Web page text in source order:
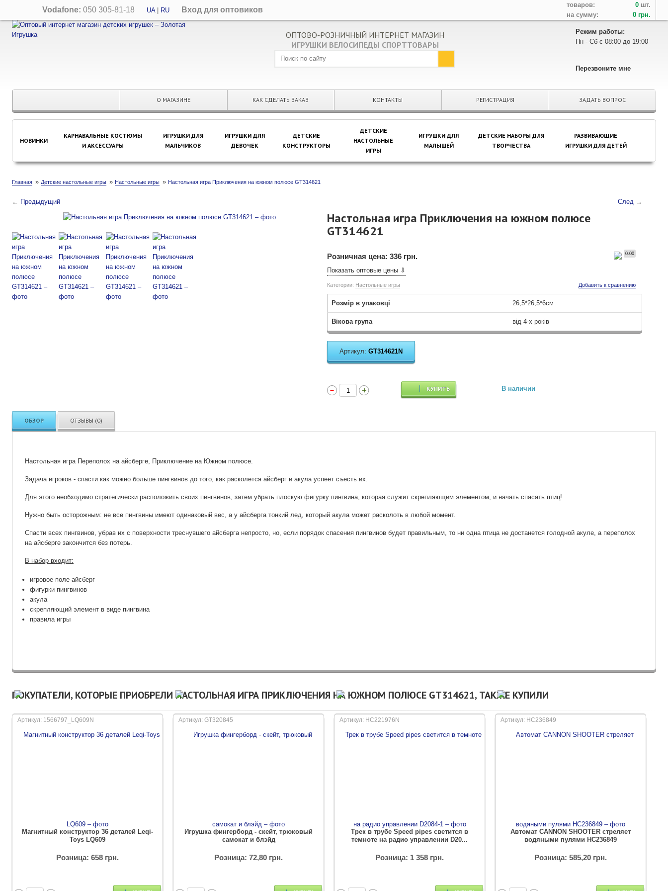
Vodafone: 050 305-81-18 UA| RU Вход для оптовиков
товаров: 0 шт.
на сумму:
0 грн.
ОПТОВО-РОЗНИЧНЫЙ ИНТЕРНЕТ МАГАЗИН
ИГРУШКИ ВЕЛОСИПЕДЫ СПОРТТОВАРЫ
Режим работы:
Пн - Сб с 08:00 до 19:00
Перезвоните мне
О МАГАЗИНЕ КАК СДЕЛАТЬ ЗАКАЗ КОНТАКТЫ РЕГИСТРАЦИЯ ЗАДАТЬ ВОПРОС
НОВИНКИ
КАРНАВАЛЬНЫЕ КОСТЮМЫ
И АКСЕССУАРЫ
ИГРУШКИ ДЛЯ
МАЛЬЧИКОВ
ИГРУШКИ ДЛЯ
ДЕВОЧЕК
ДЕТСКИЕ
КОНСТРУКТОРЫ
ДЕТСКИЕ
НАСТОЛЬНЫЕ
ИГРЫ
ИГРУШКИ ДЛЯ
МАЛЫШЕЙ
ДЕТСКИЕ НАБОРЫ ДЛЯ
ТВОРЧЕСТВА
РАЗВИВАЮЩИЕ
ИГРУШКИ ДЛЯ ДЕТЕЙ
Главная » Детские настольные игры » Настольные игры » Настольная игра Приключения на южном полюсе GT314621
← Предыдущий След →
Настольная игра Приключения на южном полюсе
GT314621
Розничная цена:336 грн.
Показать оптовые цены ⇩
0.00
Категории: Настольные игры Добавить к сравнению
Розмір в упаковці 26,5*26,5*6см
Вікова група від 4-х років
Артикул:GT314621N
КУПИТЬ В наличии
ОБЗОР ОТЗЫВЫ (0)
Настольная игра Переполох на айсберге, Приключение на Южном полюсе.
Задача игроков - спасти как можно больше пингвинов до того, как расколется айсберг и акула успеет съесть их.
Для этого необходимо стратегически расположить своих пингвинов, затем убрать плоскую фигурку пингвина, которая служит скрепляющим элементом, и начать спасать птиц!
Нужно быть осторожным: не все пингвины имеют одинаковый вес, а у айсберга тонкий лед, который акула может расколоть в любой момент.
Спасти всех пингвинов, убрав их с поверхности треснувшего айсберга непросто, но, если порядок спасения пингвинов будет правильным, то ни одна птица не достанется голодной акуле, а переполох
на айсберге закончится без потерь.
В набор входит:
игровое поле-айсберг
фигурки пингвинов
акула
скрепляющий элемент в виде пингвина
правила игры
ПОКУПАТЕЛИ, КОТОРЫЕ ПРИОБРЕЛИ НАСТОЛЬНАЯ ИГРА ПРИКЛЮЧЕНИЯ НА ЮЖНОМ ПОЛЮСЕ GT314621, ТАКЖЕ КУПИЛИ
Артикул: 1566797_LQ609N
Магнитный конструктор 36 деталей Leqi-
Toys LQ609
Розница: 658 грн.
Артикул: GT320845
Игрушка фингерборд - скейт, трюковый
самокат и блэйд
Розница: 72,80 грн.
Артикул: HC221976N
Трек в трубе Speed pipes светится в
темноте на радио управлении D20...
Розница: 1 358 грн.
Артикул: HC236849
Автомат CANNON SHOOTER стреляет
водяными пулями HC236849
Розница: 585,20 грн.